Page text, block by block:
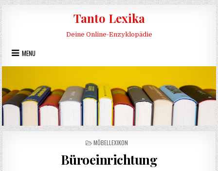
Skip to content
Tanto Lexika
Deine Online-Enzyklopädie
MENU
POSTED IN
MÖBELLEXIKON
Büroeinrichtung